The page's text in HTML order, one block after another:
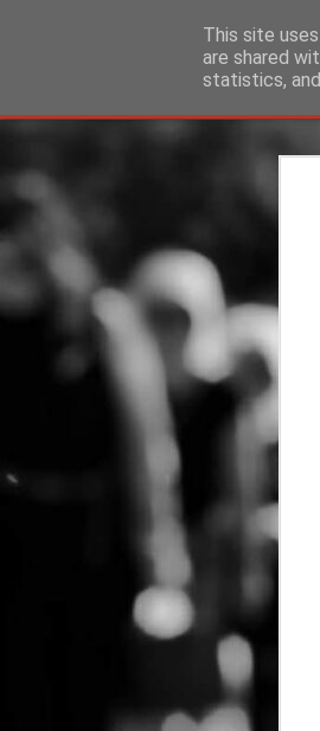
This site
are shared
statistics,
"Ερασιτέχνες